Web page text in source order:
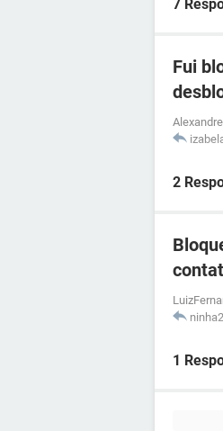
7
Fui
Alexandre
2
1